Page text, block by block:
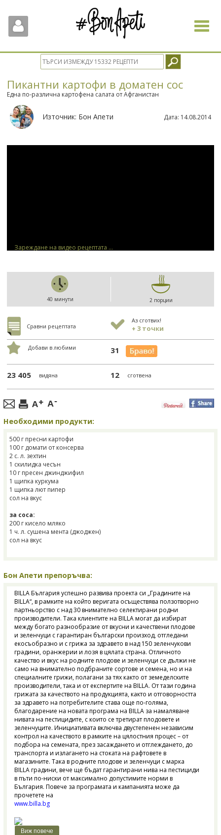
Toggle
Пикантни картофи в доматен сос
Една по-различна картофена салата от Афганистан
Източник: Бон Апети Дата: 14.08.2014
Зареждане на видео рецептата ...
40 минути 2 порции
Сравни рецептата
Аз сготвих!
+ 3 точки
Добави в любими 31
23 405 видяна 12 сготвена
Необходими продукти:
500 г пресни картофи
100 г домати от консерва
2 с. л. зехтин
1 скилидка чесън
10 г пресен джинджифил
1 щипка куркума
1 щипка лют пипер
сол на вкус
за соса:
200 г кисело мляко
1 ч. л. сушена мента (джоджен)
сол на вкус
Бон Апети препоръчва:
BILLA България успешно развива проекта си „Градините на
BILLA“, в рамките на който веригата осъществява ползотворно
партньорство с над 30 внимателно селектирани родни
производители. Така клиентите на BILLA могат да избират
между богато разнообразие от вкусни и качествени плодове
и зеленчуци с гарантиран български произход, отгледани
екосъобразно и с грижа за здравето в над 150 зеленчукови
градини, оранжерии и лозя в цялата страна. Отличното
качество и вкус на родните плодове и зеленчуци се дължи не
само на внимателно подбраните сортове и семена, но и на
специалните грижи, полагани за тях както от земеделските
производители, така и от експертите на BILLA. От тази година
грижата за качеството на продукцията, както и отговорността
за здравето на потребителите става още по-голяма,
благодарение на новата програма на BILLA за намаляване
нивата на пестицидите, с които се третират плодовете и
зеленчуците. Инициативата включва двустепенен независим
контрол на качеството в рамките на цялостния процес – от
подбора на семената, през засаждането и отглеждането, до
транспорта и излагането на стоката на рафтовете в
магазините. Така в родните плодове и зеленчуци с марка
BILLA градини, вече ще бъдат гарантирани нива на пестициди
в пъти по-ниски от максимално допустимите норми в
България. Повече за програмата и кампанията може да
прочетете на
www.billa.bg
Виж повече